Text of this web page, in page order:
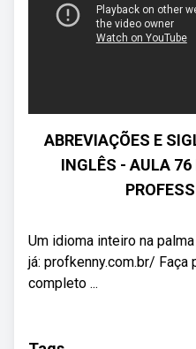
ABREVIAÇÕES E
INGLÊS - AULA
Um idioma inteiro na
já: profkenny.com.br/ Faça
completo ...